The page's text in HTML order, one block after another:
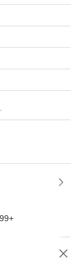
ん 国産米 15
しいごはん
への質問